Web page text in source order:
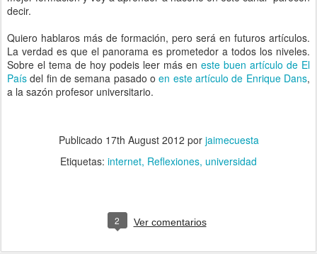
decir.
Quiero hablaros más de formación, pero será en futuros artículos.
La verdad es que el panorama es prometedor a todos los niveles.
Sobre el tema de hoy podeis leer más en este buen artículo de El
País del fin de semana pasado oen este artículo de Enrique Dans,
a la sazón profesor universitario.
Publicado 17th August 2012 por jaimecuesta
Etiquetas: internet Reflexiones universidad
2 Ver comentarios